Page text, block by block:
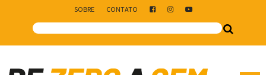
SOBRE CONTATO